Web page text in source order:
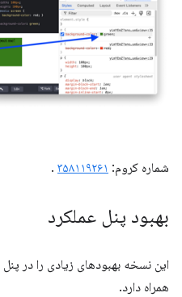
شماره کروم: ۳۵۸۱۱۹۲۶۱ .
بهبود پنل عملکرد
این نسخه بهبودهای زیادی را در پنل
همراه دارد.